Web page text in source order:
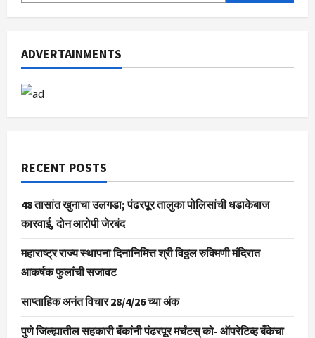
ADVERTAINMENTS
RECENT POSTS
48 तासांत खुनाचा उलगडा; पंढरपूर तालुका पोलिसांची धडाकेबाज
कारवाई, दोन आरोपी जेरबंद
महाराष्ट्र राज्य स्थापना दिनानिमित्त श्री विठ्ठल रुक्मिणी मंदिरात
आकर्षक फुलांची सजावट
साप्ताहिक अनंत विचार 28/4/26 च्या अंक
पुणे जिल्ह्यातील सहकारी बँकांनी पंढरपूर मर्चंटस् को- ऑपरेटिव्ह बँकेचा